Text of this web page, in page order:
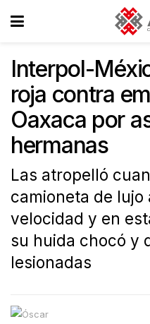
Interpol-
roja contra
Oaxaca por
hermanas
Las atropelló
camioneta de lujo
velocidad y en
su huida chocó y
lesionadas